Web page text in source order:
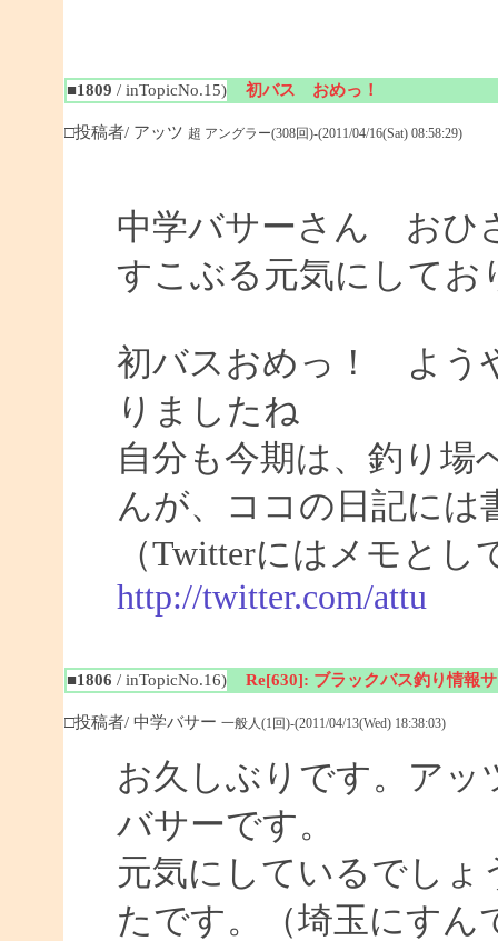
■1809 / inTopicNo.15) 初バス おめっ！
□投稿者/ アッツ 超 アングラー(308回)-(2011/04/16(Sat) 08:58:29)
中学バサーさん おひ
すこぶる元気にしてお
初バスおめっ！ よう
りましたね
自分も今期は、釣り場
んが、ココの日記には
（Twitterにはメモと
http://twitter.com/attu
■1806 / inTopicNo.16) Re[630]: ブラックバス釣り情報
□投稿者/ 中学バサー 一般人(1回)-(2011/04/13(Wed) 18:38:03)
お久しぶりです。アッ
バサーです。
元気にしているでしょ
たです。（埼玉にすん